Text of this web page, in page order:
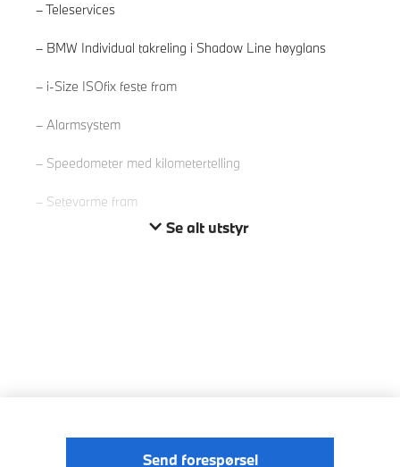
Teleservices
BMW Individual takreling i Shadow Line høyglans
i-Size ISOfix feste fram
Alarmsystem
Speedometer med kilometertelling
Setevarme fram
Se alt utstyr
Send forespørsel